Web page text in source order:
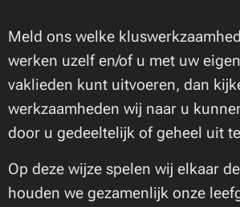
Meld ons welke
werken uzelf en/of u met uw
vaklieden kunt uitvoeren, dan
werkzaamheden wij naar u
door u gedeeltelijk of geheel uit
Op deze wijze spelen wij elkaar
houden we gezamenlijk onze